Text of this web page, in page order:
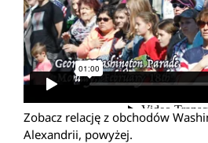
Zobacz relację z obchodów
Alexandrii, powyżej.